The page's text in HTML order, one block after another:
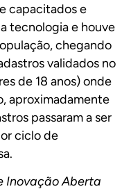
capacitados e
tecnologia e houve
chegando
validados no
de 18 anos) onde
aproximadamente
passaram a ser
ciclo de
Inovação Aberta